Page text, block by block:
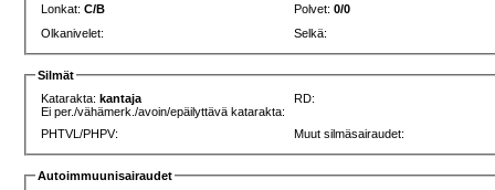
Lonkat:C/B Polvet:0/0
Olkanivelet:
Selkä:
Silmät
Katarakta:kantaja
Ei per./vähämerk./avoin/epäilyttävä katarakta:
RD:
PHTVL/PHPV: Muut silmäsairaudet:
Autoimmuunisairaudet